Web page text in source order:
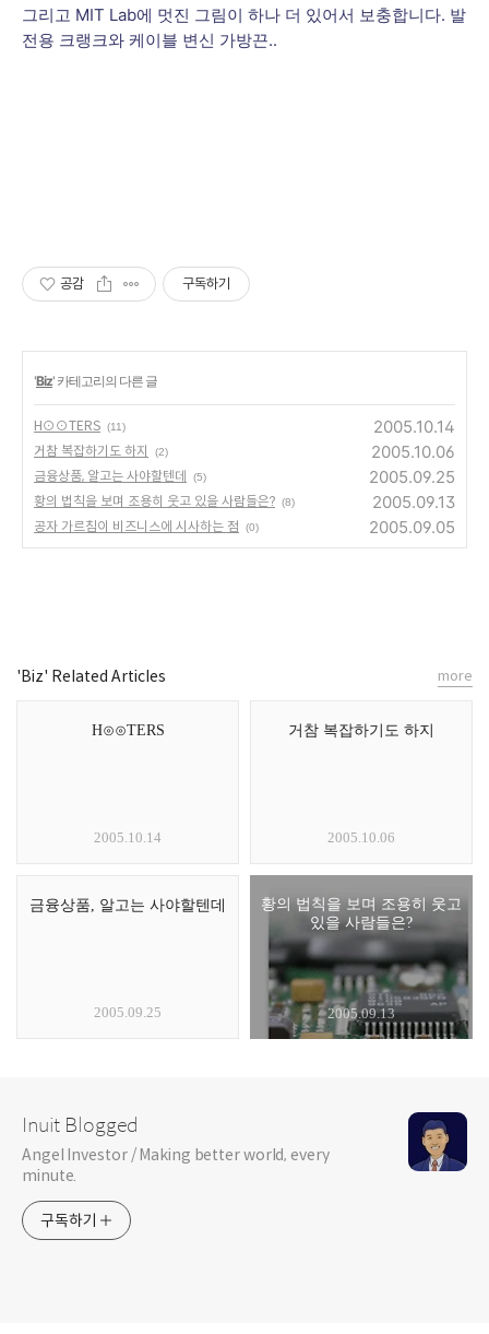
그리고 MIT Lab에 멋진 그림이 하나 더 있어서 보충합니다. 발
전용 크랭크와 케이블 변신 가방끈..
공감 구독하기
'Biz' 카테고리의 다른 글
H⊙⊙TERS (11) 2005.10.14
거참 복잡하기도 하지 (2) 2005.10.06
금융상품, 알고는 사야할텐데 (5) 2005.09.25
황의 법칙을 보며 조용히 웃고 있을 사람들은? (8) 2005.09.13
공자 가르침이 비즈니스에 시사하는 점 (0) 2005.09.05
'Biz' Related Articles
H⊙⊙TERS
2005.10.14
거참 복잡하기도 하지
2005.10.06
금융상품, 알고는 사야할텐데
2005.09.25
황의 법칙을 보며 조용히 웃고
있을 사람들은?
2005.09.13
more
Inuit Blogged
Angel Investor / Making better world, every
minute.
구독하기